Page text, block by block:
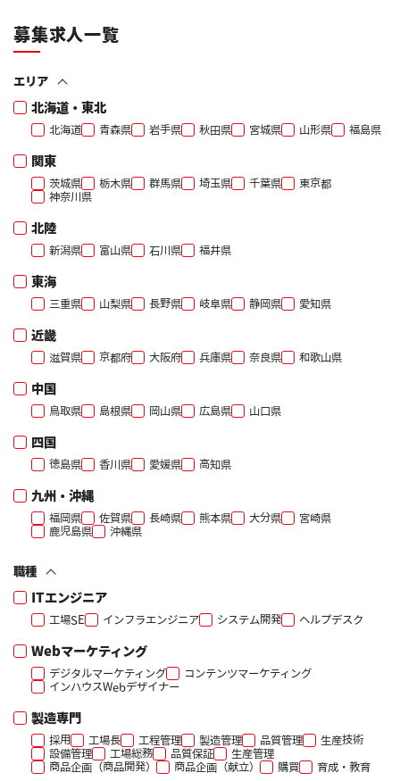
募集求人一覧
エリア
北海道・東北
北海道 青森県 岩手県 秋田県 宮城県 山形県 福島県
関東
茨城県 栃木県 群馬県 埼玉県 千葉県
東京都
神奈川県
北陸
新潟県 富山県 石川県 福井県
東海
三重県 山梨県 長野県 岐阜県 静岡県 愛知県
近畿
滋賀県 京都府 大阪府 兵庫県 奈良県 和歌山県
中国
鳥取県 島根県 岡山県 広島県 山口県
四国
徳島県 香川県 愛媛県 高知県
九州・沖縄
福岡県 佐賀県 長崎県 熊本県 大分県
宮崎県
鹿児島県
沖縄県
職種
ITエンジニア
工場SE インフラエンジニア システム開発 ヘルプデスク
Webマーケティング
デジタルマーケティング
コンテンツマーケティング
インハウスWebデザイナー
製造専門
採用 工場長 工程管理 製造管理 品質管理
生産技術
設備管理
工場総務 品質保証
生産管理
商品企画（商品開発）
商品企画（献立） 購買 育成・教育